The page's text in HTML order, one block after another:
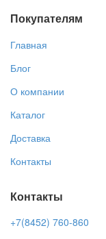
Покупателям
Главная
Блог
О компании
Каталог
Доставка
Контакты
Контакты
+7(8452) 760-860